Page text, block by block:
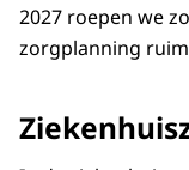
2027 roepen we
zorgplanning